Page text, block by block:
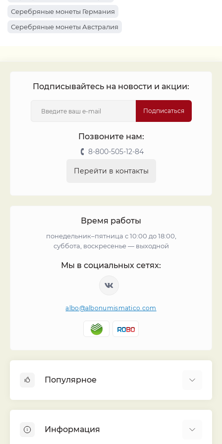
Монеты 1961
Монеты 1934
Монеты 1922
Монеты 1963
Серебряные монеты Германия
Серебряные монеты Австралия
Подписывайтесь на новости и акции:
Подписаться
Позвоните нам:
8-800-505-12-84
Перейти в контакты
Время работы
понедельник–пятница с 10:00 до 18:00,
суббота, воскресенье — выходной
Мы в социальных сетях:
albo@albonumismatico.com
Популярное
Монеты
Информация